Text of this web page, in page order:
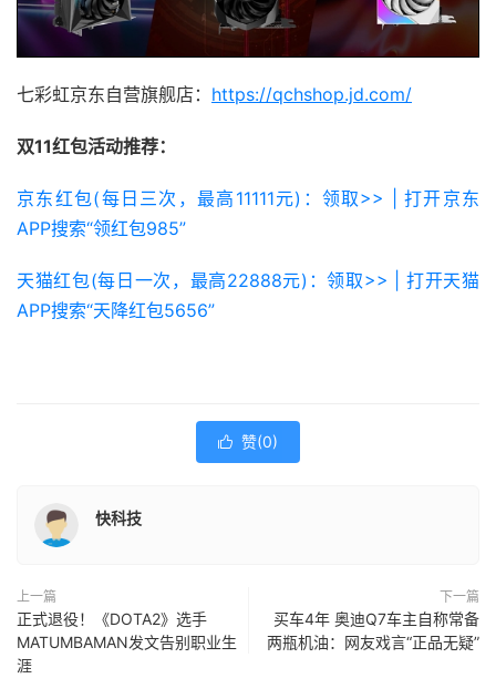
七彩虹京东自营旗舰店： https://qchshop.jd.com/
双11红包活动推荐：
京东红包(每日三次，最高11111元)：领取>> | 打开京东
APP搜索“领红包985”
天猫红包(每日一次，最高22888元)：领取>> | 打开天猫
APP搜索“天降红包5656”
 赞(0)
快科技
上一篇
正式退役！《DOTA2》选手
MATUMBAMAN发文告别职业生
涯
下一篇
买车4年 奥迪Q7车主自称常备
两瓶机油：网友戏言“正品无疑”